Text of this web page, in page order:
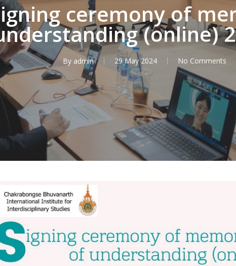
ceremony of
(online)
By admin 29 May 2024 No Comments